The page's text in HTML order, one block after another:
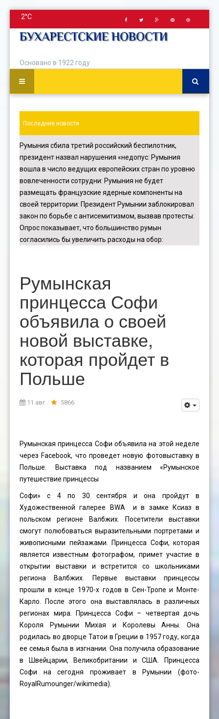
2°C
БУХАРЕСТСКИЕ НОВОСТИ
Основано в 1922 году
Последние новости
Румыния сбила третий российский беспилотник,
президент назвал нарушения «недопус: Румыния
вошла в число ведущих европейских стран по уровню
вовлеченности сотрудни: Румыния не будет
размещать французские ядерные компоненты на
своей территории: Президент Румынии заблокировал
закон по борьбе с антисемитизмом, вызвав протесты:
Опрос показывает, что большинство румын
согласились бы увеличить расходы на обор:
Румынская
принцесса Софи
объявила о своей
новой выставке,
которая пройдет в
Польше
11 авг 5866
Румынская принцесса Софи объявила на этой неделе
через Facebook, что проведет новую фотовыставку в
Польше. Выставка под названием «Румынское
путешествие принцессы
Софи» с 4 по 30 сентября и она пройдут в
Художественной галерее BWA и в замке Ксиаз в
польском регионе Валбжих. Посетители выставки
смогут полюбоваться выразительными портретами и
живописными пейзажами. Принцесса Софи, которая
является известным фотографом, примет участие в
открытии выставки и встретится со школьниками
региона Валбжих. Первые выставки принцессы
прошли в конце 1970-х годов в Сен-Тропе и Монте-
Карло. После этого она выставлялась в различных
регионах мира. Принцесса Софи – четвертая дочь
Короля Румынии Михая и Королевы Анны. Она
родилась во дворце Татои в Греции в 1957 году, когда
ее семья была в изгнании. Она получила образование
в Швейцарии, Великобритании и США. Принцесса
Софи на сегодня проживает в Румынии (фото-
RoyalRumounger/wikimedia).